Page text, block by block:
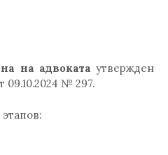
на адвоката утвержден
№ 297.